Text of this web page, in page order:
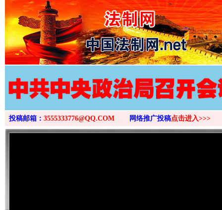
>
投稿邮箱： 3555333776@QQ.COM 网络推广投稿点击进入>>>